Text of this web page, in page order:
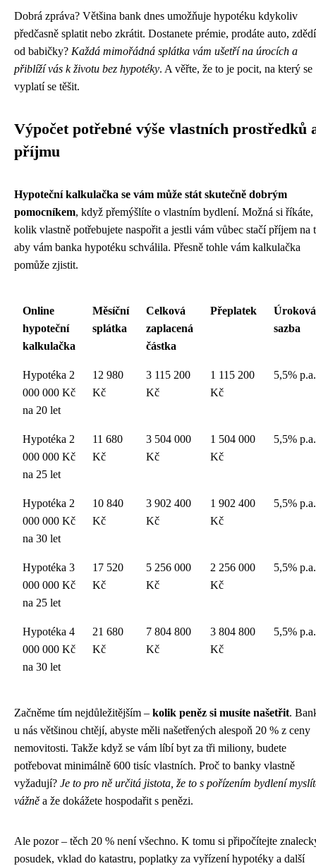
Dobrá zpráva? Většina bank dnes umožňuje hypotéku kdykoliv
předčasně splatit nebo zkrátit. Dostanete prémie, prodáte auto,
od babičky? Každá mimořádná splátka vám ušetří na úrocích a
přiblíží vás k životu bez hypotéky. A věřte, že to je pocit, na který se
vyplatí se těšit.
Výpočet potřebné výše vlastních prostředků
příjmu
Hypoteční kalkulačka se vám může stát skutečně dobrým
pomocníkem, když přemýšlíte o vlastním bydlení. Možná si říkáte,
kolik vlastně potřebujete naspořit a jestli vám vůbec stačí příjem na
aby vám banka hypotéku schválila. Přesně tohle vám kalkulačka
pomůže zjistit.
Online
hypoteční
kalkulačka
Měsíční
splátka
Celková
zaplacená
částka
Přeplatek
Úroková
sazba
Hypotéka 2
000 000 Kč
na 20 let
12 980
Kč
3 115 200
Kč
1 115 200
Kč
5,5% p.a.
Hypotéka 2
000 000 Kč
na 25 let
11 680
Kč
3 504 000
Kč
1 504 000
Kč
5,5% p.a.
Hypotéka 2
000 000 Kč
na 30 let
10 840
Kč
3 902 400
Kč
1 902 400
Kč
5,5% p.a.
Hypotéka 3
000 000 Kč
na 25 let
17 520
Kč
5 256 000
Kč
2 256 000
Kč
5,5% p.a.
Hypotéka 4
000 000 Kč
na 30 let
21 680
Kč
7 804 800
Kč
3 804 800
Kč
5,5% p.a.
Začněme tím nejdůležitějším – kolik peněz si musíte našetřit.
u nás většinou chtějí, abyste měli našetřených alespoň 20 % z ceny
nemovitosti. Takže když se vám líbí byt za tři miliony, budete
potřebovat minimálně 600 tisíc vlastních. Proč to banky vlastně
vyžadují? Je to pro ně určitá jistota, že to s pořízením bydlení
vážně a že dokážete hospodařit s penězi.
Ale pozor – těch 20 % není všechno. K tomu si připočítejte
posudek, vklad do katastru, poplatky za vyřízení hypotéky a další